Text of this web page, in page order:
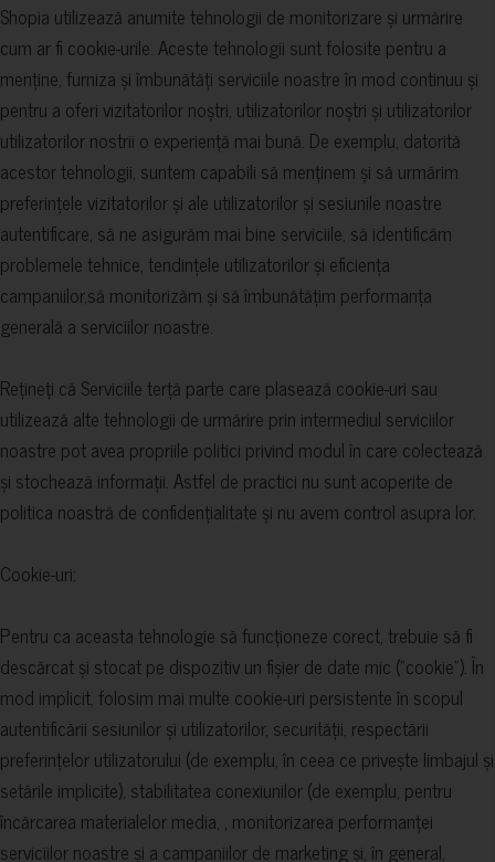
Shopia utilizează anumite tehnologii de monitorizare și urmărire
cum ar fi cookie-urile. Aceste tehnologii sunt folosite pentru a
menține, furniza și îmbunătăți serviciile noastre în mod continuu și
pentru a oferi vizitatorilor noștri, utilizatorilor noștri și utilizatorilor
utilizatorilor nostrii o experiență mai bună. De exemplu, datorită
acestor tehnologii, suntem capabili să menținem și să urmărim
preferințele vizitatorilor și ale utilizatorilor și sesiunile noastre
autentificare, să ne asigurăm mai bine serviciile, să identificăm
problemele tehnice, tendințele utilizatorilor și eficiența
campaniilor,să monitorizăm și să îmbunătățim performanța
generală a serviciilor noastre.
Rețineți că Serviciile terță parte care plasează cookie-uri sau
utilizează alte tehnologii de urmărire prin intermediul serviciilor
noastre pot avea propriile politici privind modul în care colectează
și stochează informații. Astfel de practici nu sunt acoperite de
politica noastră de confidențialitate și nu avem control asupra lor.
Cookie-uri:
Pentru ca aceasta tehnologie să funcționeze corect, trebuie să fi
descărcat și stocat pe dispozitiv un fișier de date mic ("cookie"). În
mod implicit, folosim mai multe cookie-uri persistente în scopul
autentificării sesiunilor și utilizatorilor, securității, respectării
preferințelor utilizatorului (de exemplu, în ceea ce privește limbajul și
setările implicite), stabilitatea conexiunilor (de exemplu, pentru
încărcarea materialelor media, , monitorizarea performanței
serviciilor noastre și a campaniilor de marketing și, în general,